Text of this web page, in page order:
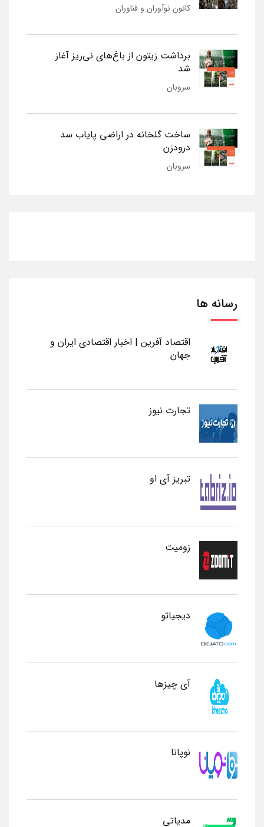
کانون نوآوران و فناوران
برداشت زیتون از باغ‌های نی‌ریز آغاز
شد
سروبان
ساخت گلخانه در اراضی پایاب سد
درودزن
سروبان
رسانه ها
اقتصاد آفرین | اخبار اقتصادی ایران و
جهان
تجارت نیوز
تبریز آی او
زومیت
دیجیاتو
آی چیزها
نوپانا
مدیاتی